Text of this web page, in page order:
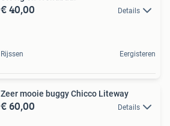
€ 40,00 Details
Rijssen Eergisteren
Zeer mooie buggy Chicco Liteway
€ 60,00 Details